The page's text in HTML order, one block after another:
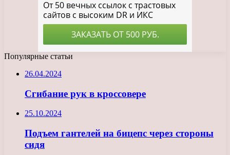
Популярные статьи
26.04.2024
Сгибание рук в кроссовере
25.10.2024
Подъем гантелей на бицепс через стороны
сидя